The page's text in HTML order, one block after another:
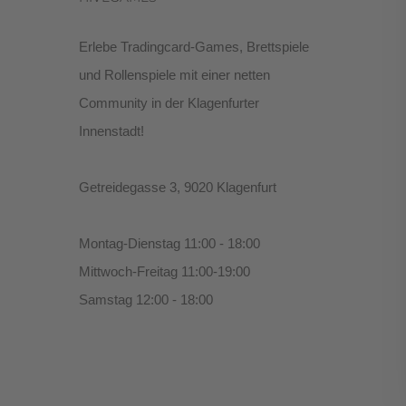
Erlebe Tradingcard-Games, Brettspiele
und Rollenspiele mit einer netten
Community in der Klagenfurter
Innenstadt!
Getreidegasse 3, 9020 Klagenfurt
Montag-Dienstag 11:00 - 18:00
Mittwoch-Freitag 11:00-19:00
Samstag 12:00 - 18:00